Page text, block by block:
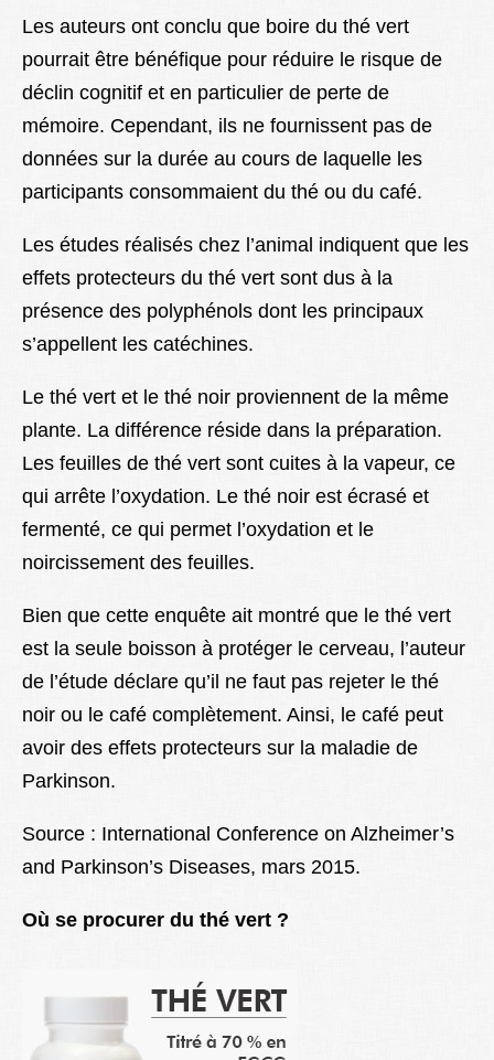
Les auteurs ont conclu que boire du thé vert
pourrait être bénéfique pour réduire le risque de
déclin cognitif et en particulier de perte de
mémoire. Cependant, ils ne fournissent pas de
données sur la durée au cours de laquelle les
participants consommaient du thé ou du café.
Les études réalisés chez l’animal indiquent que les
effets protecteurs du thé vert sont dus à la
présence des polyphénols dont les principaux
s’appellent les catéchines.
Le thé vert et le thé noir proviennent de la même
plante. La différence réside dans la préparation.
Les feuilles de thé vert sont cuites à la vapeur, ce
qui arrête l’oxydation. Le thé noir est écrasé et
fermenté, ce qui permet l’oxydation et le
noircissement des feuilles.
Bien que cette enquête ait montré que le thé vert
est la seule boisson à protéger le cerveau, l’auteur
de l’étude déclare qu’il ne faut pas rejeter le thé
noir ou le café complètement. Ainsi, le café peut
avoir des effets protecteurs sur la maladie de
Parkinson.
Source : International Conference on Alzheimer’s
and Parkinson’s Diseases, mars 2015.
Où se procurer du thé vert ?